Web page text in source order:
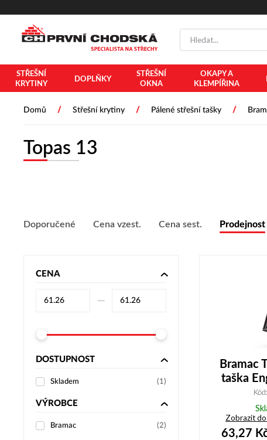
STŘEŠNÍ
KRYTINY
DOPLŇKY
STŘEŠNÍ
OKNA
OKAPY A
KLEMPÍŘINA
Domů / Střešní krytiny / Pálené střešní tašky /
Topas 13
Doporučené Cena vzest. Cena sest. Prodejnost
CENA
–⁠
DOSTUPNOST
Skladem (1)
VÝROBCE
Bramac (2)
Bramac
taška
Zobrazit
63,27